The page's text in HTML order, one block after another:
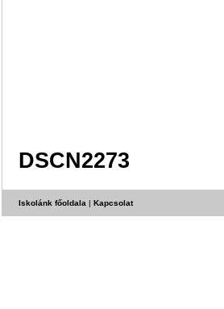
DSCN2273
Iskolánk főoldala | Kapcsolat